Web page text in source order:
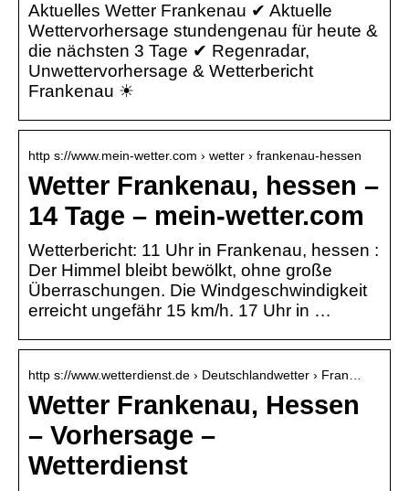
Aktuelles Wetter Frankenau ✔ Aktuelle
Wettervorhersage stundengenau für heute &
die nächsten 3 Tage ✔ Regenradar,
Unwettervorhersage & Wetterbericht
Frankenau ☀
http s://www.mein-wetter.com › wetter › frankenau-hessen
Wetter Frankenau, hessen –
14 Tage – mein-wetter.com
Wetterbericht: 11 Uhr in Frankenau, hessen :
Der Himmel bleibt bewölkt, ohne große
Überraschungen. Die Windgeschwindigkeit
erreicht ungefähr 15 km/h. 17 Uhr in …
http s://www.wetterdienst.de › Deutschlandwetter › Fran…
Wetter Frankenau, Hessen
– Vorhersage –
Wetterdienst